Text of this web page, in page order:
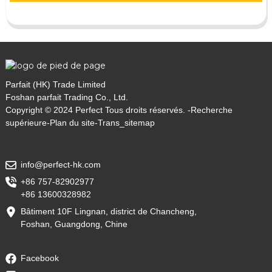
Parfait (HK) Trade Limited
Foshan parfait Trading Co., Ltd.
Copyright © 2024 Perfect Tous droits réservés. -Recherche
supérieure-Plan du site-Trans_sitemap
info@perfect-hk.com
+86 757-82902977
+86 13600328982
Bâtiment 10F Lingnan, district de Chancheng,
Foshan, Guangdong, Chine
Facebook